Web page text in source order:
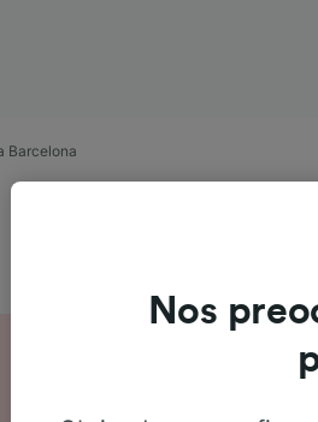
Barcelona
Nos